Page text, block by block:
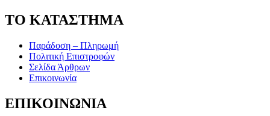
ΤΟ ΚΑΤΑΣΤΗΜΑ
Παράδοση – Πληρωμή
Πολιτική Επιστροφών
Σελίδα Άρθρων
Επικοινωνία
ΕΠΙΚΟΙΝΩΝΙΑ